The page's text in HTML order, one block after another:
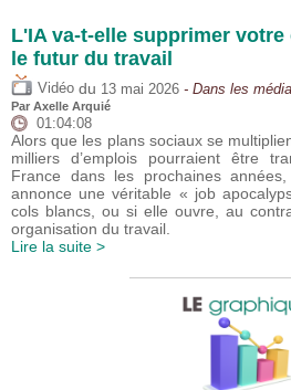
L'IA va-t-elle supprimer
le futur du travail
Vidéo du 13 mai 2026 - Dans les
Par Axelle Arquié
01:04:08
Alors que les plans sociaux se
milliers d’emplois pourraient être
France dans les prochaines années,
annonce une véritable « job
cols blancs, ou si elle ouvre, au
organisation du travail.
Lire la suite >